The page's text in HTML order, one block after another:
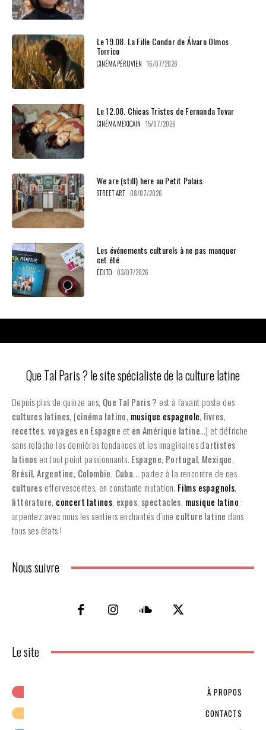
Le 19.08. La Fille Condor de Álvaro Olmos
Torrico
CINÉMA PÉRUVIEN 16/07/2026
Le 12.08. Chicas Tristes de Fernanda Tovar
CINÉMA MEXICAIN 15/07/2026
We are (still) here au Petit Palais
STREET ART 08/07/2026
Les événements culturels à ne pas manquer
cet été
ÉDITO 03/07/2026
Que Tal Paris ? le site spécialiste de la culture latine
Depuis plus de quinze ans, Que Tal Paris ? est à l'avant poste des
cultures latines, (cinéma latino, musique espagnole, livres,
recettes,voyages en Espagne et en Amérique latine…) et défriche
sans relâche les dernières tendances et les imaginaires d'artistes
latinos en tout point passionnants. Espagne, Portugal, Mexique,
Brésil,Argentine, Colombie, Cuba... partez à la rencontre de ces
cultures effervescentes, en constante mutation. Films espagnols,
littérature, concert latinos, expos, spectacles, musique latino :
arpentez avec nous les sentiers enchantés d’une culture latine dans
tous ses états !
Nous suivre
Le site
À PROPOS
CONTACTS